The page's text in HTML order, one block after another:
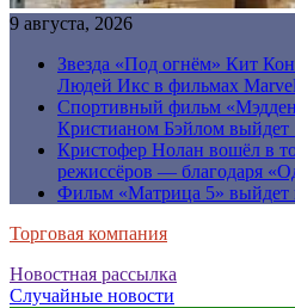
9 августа, 2026
Звезда «Под огнём» Кит
Людей Икс в фильмах Marvel
Спортивный фильм
Кристианом Бэйлом выйдет
Кристофер Нолан вошёл в
режиссёров — благодаря
Фильм «Матрица 5» выйдет
Торговая компания
Новостная рассылка
Случайные новости